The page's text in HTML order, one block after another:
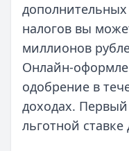
дополнительных
налогов вы
миллионов
Онлайн-
одобрение в
доходах.
льготной